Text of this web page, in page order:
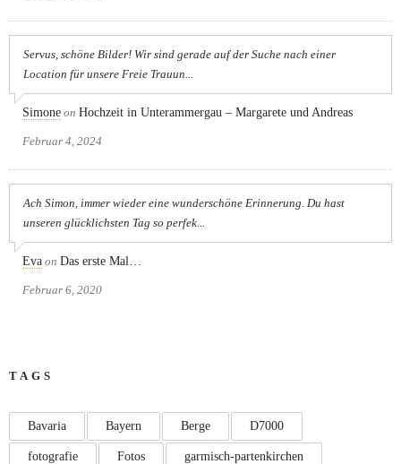
Servus, schöne Bilder! Wir sind gerade auf der Suche nach einer
Location für unsere Freie Trauun...
Simone on Hochzeit in Unterammergau – Margarete und Andreas
Februar 4, 2024
Ach Simon, immer wieder eine wunderschöne Erinnerung. Du hast
unseren glücklichsten Tag so perfek...
Eva on Das erste Mal…
Februar 6, 2020
TAGS
Bavaria Bayern Berge D7000
fotografie Fotos garmisch-partenkirchen